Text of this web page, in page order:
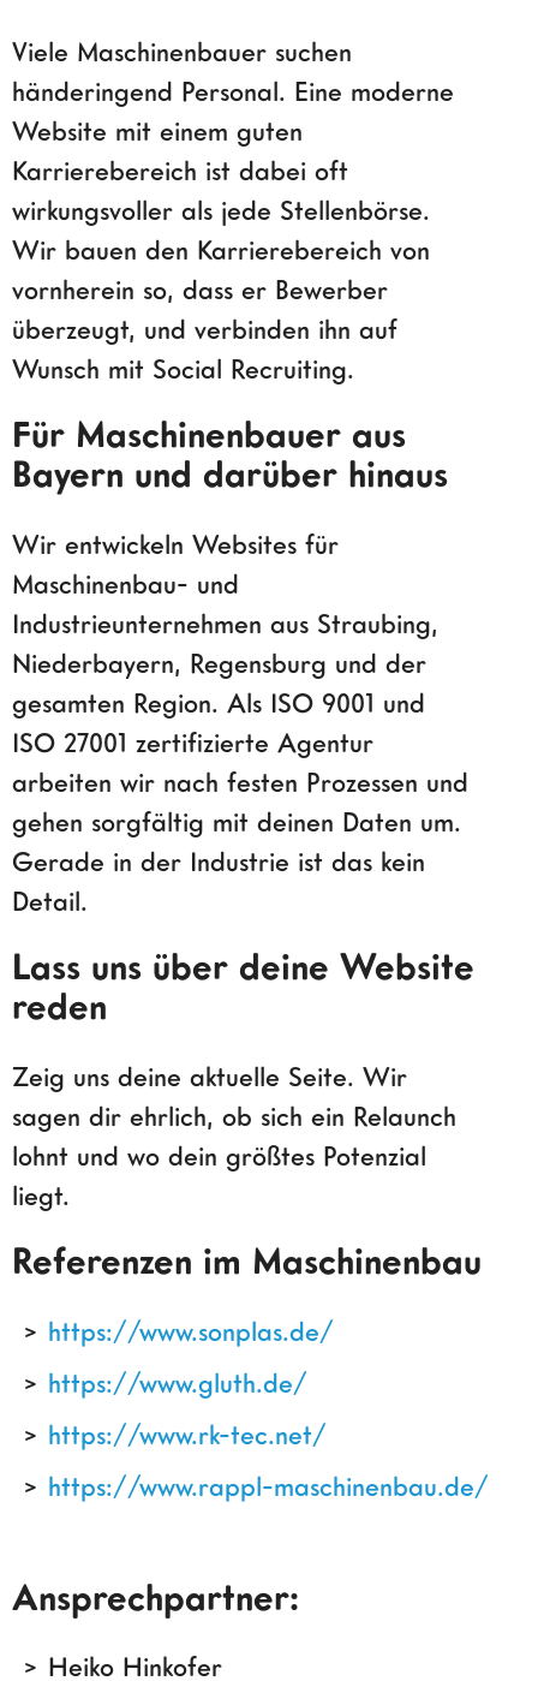
Viele Maschinenbauer suchen
händeringend Personal. Eine moderne
Website mit einem guten
Karrierebereich ist dabei oft
wirkungsvoller als jede Stellenbörse.
Wir bauen den Karrierebereich von
vornherein so, dass er Bewerber
überzeugt, und verbinden ihn auf
Wunsch mit Social Recruiting.
Für Maschinenbauer aus
Bayern und darüber hinaus
Wir entwickeln Websites für
Maschinenbau- und
Industrieunternehmen aus Straubing,
Niederbayern, Regensburg und der
gesamten Region. Als ISO 9001 und
ISO 27001 zertifizierte Agentur
arbeiten wir nach festen Prozessen und
gehen sorgfältig mit deinen Daten um.
Gerade in der Industrie ist das kein
Detail.
Lass uns über deine Website
reden
Zeig uns deine aktuelle Seite. Wir
sagen dir ehrlich, ob sich ein Relaunch
lohnt und wo dein größtes Potenzial
liegt.
Referenzen im Maschinenbau
https://www.sonplas.de/
https://www.gluth.de/
https://www.rk-tec.net/
https://www.rappl-maschinenbau.de/
Ansprechpartner:
Heiko Hinkofer